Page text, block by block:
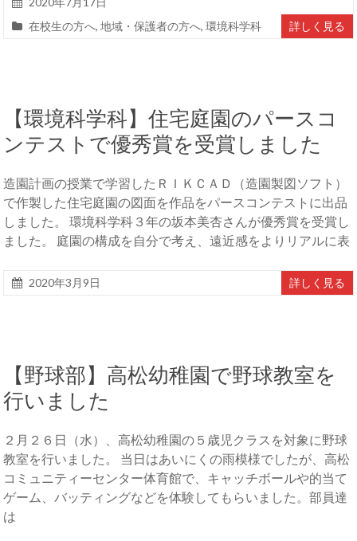
在校生の方へ,地域・保護者の方へ,環境科学科 詳しく見る
【環境科学科】住宅庭園のパースコ
ンテストで優秀賞を受賞しました
造園計画の授業で学習したＲＩＫＣＡＤ（造園製図ソフト）
で作製した住宅庭園の図面を作品をパースコンテストに出品
しました。 環境科学科３年の坂本美杏さんが優秀賞を受賞し
ました。 庭園の構成を自分で考え、遠近感をよりリアルに表
2020年3月9日 詳しく見る
【野球部】高松幼稚園で野球教室を
行いました
２月２６日（水）、高松幼稚園の５歳児クラスを対象に野球
教室を行いました。 当日はあいにくの雨模様でしたが、高松
コミュニティーセンター体育館で、キャッチボールや的当て
ゲーム、バッティングなどを体験してもらいました。部員達
は